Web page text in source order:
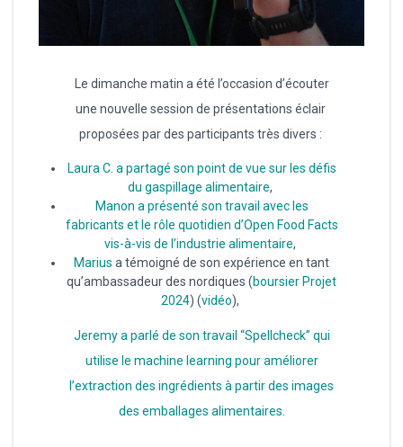
Le dimanche matin a été l’occasion d’écouter
une nouvelle session de présentations éclair
proposées par des participants très divers :
Laura C. a partagé son point de vue sur les défis
du gaspillage alimentaire,
Manon a présenté son travail avec les
fabricants et le rôle quotidien d’Open Food Facts
vis-à-vis de l’industrie alimentaire,
Marius a témoigné de son expérience en tant
qu’ambassadeur des nordiques (boursier Projet
2024) (vidéo),
Jeremy a parlé de son travail “Spellcheck” qui
utilise le machine learning pour améliorer
l’extraction des ingrédients à partir des images
des emballages alimentaires